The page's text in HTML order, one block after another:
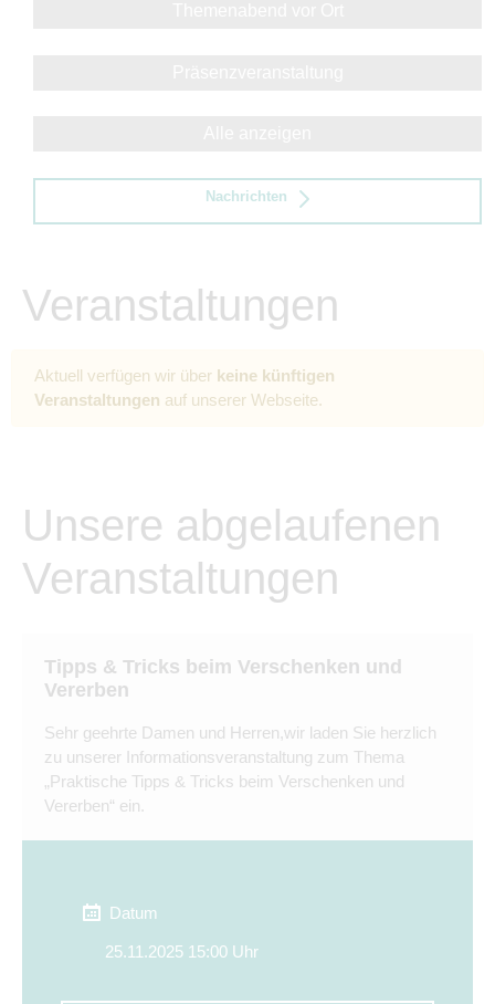
Nachrichten
Veranstaltungen
Aktuell verfügen wir über keine künftigen
Veranstaltungen auf unserer Webseite.
Unsere abgelaufenen
Veranstaltungen
Tipps & Tricks beim Verschenken und
Vererben
Sehr geehrte Damen und Herren,wir laden Sie herzlich
zu unserer Informationsveranstaltung zum Thema
„Praktische Tipps & Tricks beim Verschenken und
Vererben“ ein.
Datum
25.11.2025 15:00 Uhr